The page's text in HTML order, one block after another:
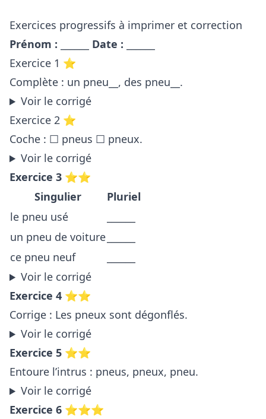
Exercices progressifs à imprimer et correction
Prénom :
Date :
Exercice 1 ⭐
Complète : un pneu__, des pneu__.
Voir le corrigé
Exercice 2 ⭐
Coche : ☐ pneus ☐ pneux.
Voir le corrigé
Exercice 3 ⭐⭐
Singulier
Pluriel
le pneu usé
un pneu de voiture
ce pneu neuf
Voir le corrigé
Exercice 4 ⭐⭐
Corrige : Les pneux sont dégonflés.
Voir le corrigé
Exercice 5 ⭐⭐
Entoure l’intrus : pneus, pneux, pneu.
Voir le corrigé
Exercice 6 ⭐⭐⭐